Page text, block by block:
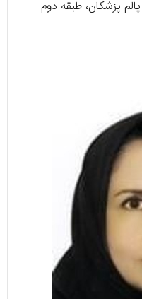
پزشکان، طبقه دوم